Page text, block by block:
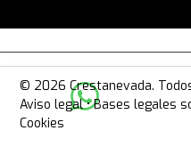
© 2026 Crestanevada.
Aviso legal•Bases legales
Cookies